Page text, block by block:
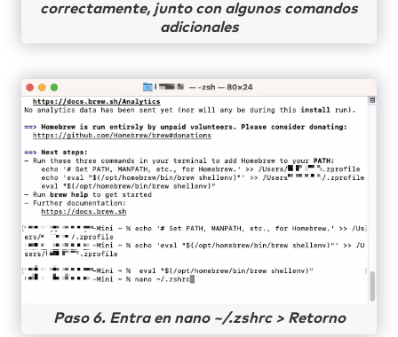
correctamente, junto con algunos comandos
adicionales
Paso 6. Entra en nano ~/.zshrc > Retorno